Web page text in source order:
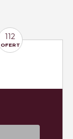
112
OFERT